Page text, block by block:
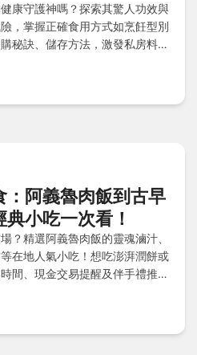
康守護神嗎？探索其驚人功效與
，掌握正確食用方式如烹飪型別
秘訣、儲存方法，激發私房料理
：阿義魯肉飯到古早
小吃一次看！
？精選阿義魯肉飯的靈魂滷汁、
在地人氣小吃！想吃澎湃潤餅或
間、現金交易提醒及伴手禮推